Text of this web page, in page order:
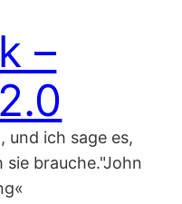
–
und ich sage es,
sie brauche."John